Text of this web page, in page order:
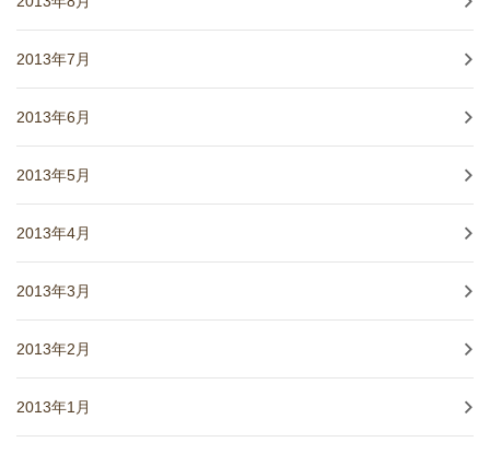
2013年7月
2013年6月
2013年5月
2013年4月
2013年3月
2013年2月
2013年1月